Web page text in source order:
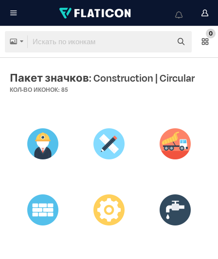
0
Пакет значков: Construction | Circular
КОЛ-ВО ИКОНОК: 85